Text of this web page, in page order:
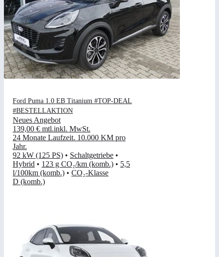
Ford Puma 1.0 EB Titanium #TOP-DEAL
#BESTELLAKTION
Neues Angebot
139,00 € mtl.inkl. MwSt.
24 Monate Laufzeit. 10.000 KM pro
Jahr.
92 kW (125 PS) • Schaltgetriebe •
Hybrid • 123 g CO₂/km (komb.) • 5,5
l/100km (komb.) • CO₂-Klasse
D (komb.)